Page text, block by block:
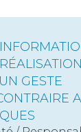
GESTE